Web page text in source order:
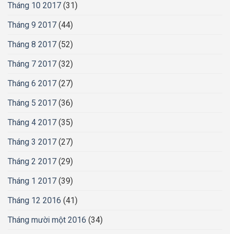
Tháng 10 2017 (31)
Tháng 9 2017 (44)
Tháng 8 2017 (52)
Tháng 7 2017 (32)
Tháng 6 2017 (27)
Tháng 5 2017 (36)
Tháng 4 2017 (35)
Tháng 3 2017 (27)
Tháng 2 2017 (29)
Tháng 1 2017 (39)
Tháng 12 2016 (41)
Tháng mười một 2016 (34)